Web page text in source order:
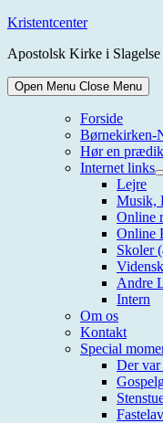
Skip
content
Kristentcenter
Apostolsk Kirke i Slagelse
Open Menu Close Menu
Forside
Børnekirken-
Hør en
Internet links
Lejre
Musik,
Online
Online
Skoler
Andre
Intern
Om os
Kontakt
Special
Der var